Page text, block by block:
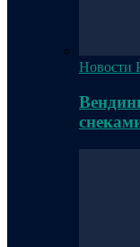
Новости